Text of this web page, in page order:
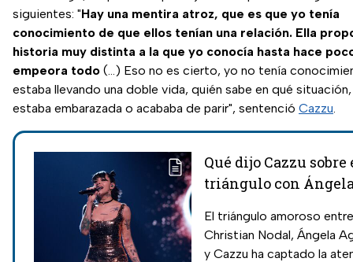
siguientes: "Hay una mentira atroz, que es que yo tenía
conocimiento de que ellos tenían una relación. Ella
historia muy distinta a la que yo conocía hasta hace
empeora todo (...) Eso no es cierto, yo no tenía
estaba llevando una doble vida, quién sabe en qué
estaba embarazada o acababa de parir", sentenció Cazzu.
Qué dijo Cazzu sobre
triángulo con
Nodal: Primeras
declaraciones
El triángulo amoroso entre
Christian Nodal, Ángela
y Cazzu ha captado la